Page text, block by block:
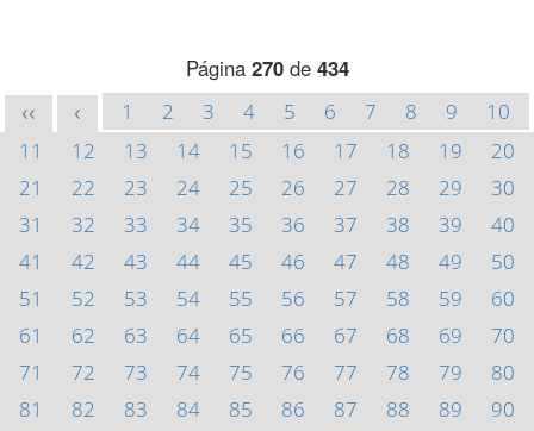
Página 270de 434
<< < 1 2 3 4 5 6 7 8 9
10
11
12 13 14 15 16 17 18 19
20
21
22 23 24 25 26 27 28 29
30
31
32 33 34 35 36 37 38 39
40
41
42 43 44 45 46 47 48 49
50
51
52 53 54 55 56 57 58 59
60
61
62 63 64 65 66 67 68 69
70
71
72 73 74 75 76 77 78 79
80
81
82 83 84 85 86 87 88 89
90